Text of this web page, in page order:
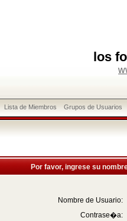
los
Lista de Miembros Grupos de Usuarios
Por favor, ingrese su
Nombre de Usuario:
Contrase�a: